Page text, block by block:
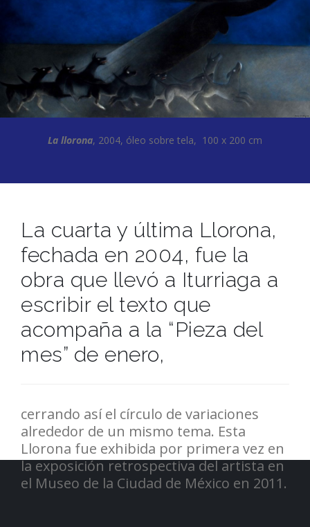
La llorona, 2004, óleo sobre tela, 100 x 200 cm
La cuarta y última Llorona,
fechada en 2004, fue la
obra que llevó a Iturriaga a
escribir el texto que
acompaña a la “Pieza del
mes” de enero,
cerrando así el círculo de variaciones
alrededor de un mismo tema. Esta
Llorona fue exhibida por primera vez en
la exposición retrospectiva del artista en
el Museo de la Ciudad de México en 2011.